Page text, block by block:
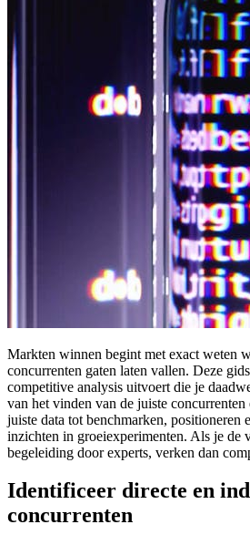
Markten winnen begint met exact weten
concurrenten gaten laten vallen. Deze
competitive analysis uitvoert die je
van het vinden van de juiste concurrenten
juiste data tot benchmarken, positioneren
inzichten in groeiexperimenten. Als je de
begeleiding door experts, verken dan
Identificeer directe en
concurrenten